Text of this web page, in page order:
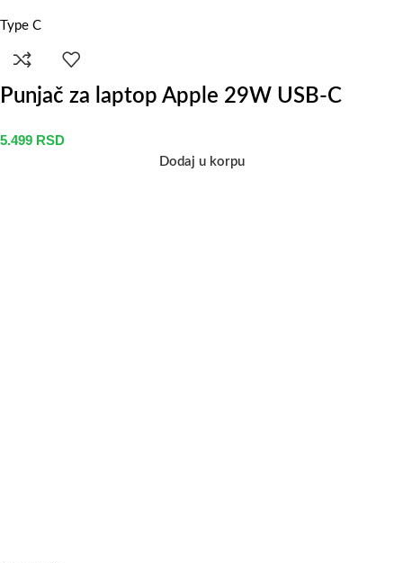
Type C
Punjač za laptop Apple 29W USB-C
5.499 RSD
Dodaj u korpu